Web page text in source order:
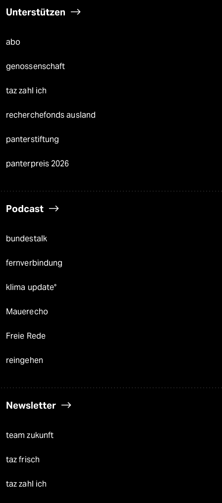
Unterstützen
abo
genossenschaft
taz zahl ich
recherchefonds ausland
panterstiftung
panterpreis 2026
Podcast
bundestalk
fernverbindung
klima update°
Mauerecho
Freie Rede
reingehen
Newsletter
team zukunft
taz frisch
taz zahl ich